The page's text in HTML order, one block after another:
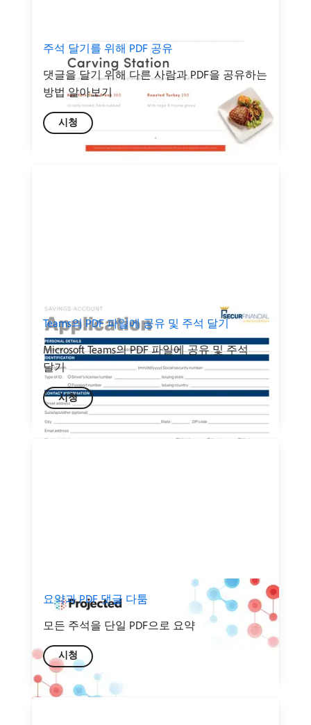
주석 달기를 위해 PDF 공유
댓글을 달기 위해 다른 사람과 PDF을 공유하는
방법 알아보기
시청
Teams의 PDF 파일에 공유 및 주석 달기
Microsoft Teams의 PDF 파일에 공유 및 주석
달기
시청
요약과 PDF 댓글 다툼
모든 주석을 단일 PDF으로 요약
시청